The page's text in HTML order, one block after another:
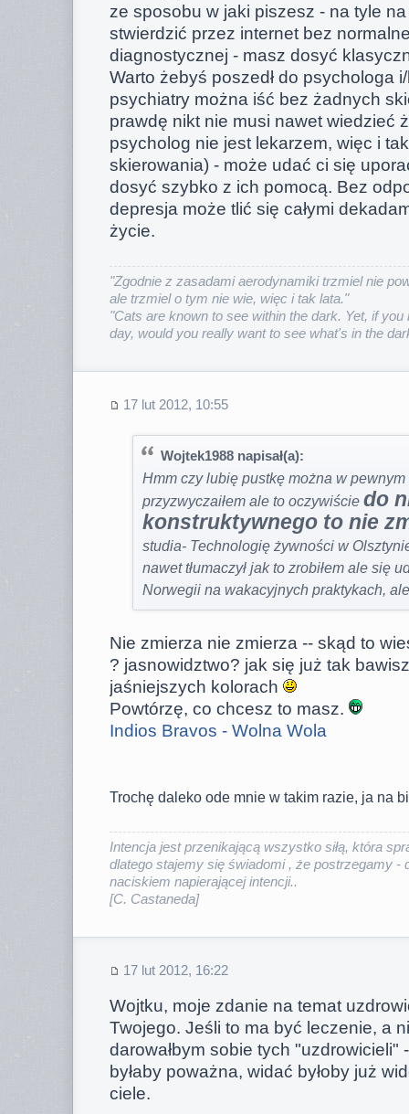
ze sposobu w jaki piszesz - na tyle
stwierdzić przez internet bez
diagnostycznej - masz dosyć
Warto żebyś poszedł do psychologa
psychiatry można iść bez żadnych
prawdę nikt nie musi nawet wiedzieć
psycholog nie jest lekarzem, więc i
skierowania) - może udać ci się
dosyć szybko z ich pomocą. Bez
depresja może tlić się całymi
życie.
"Zgodnie z zasadami aerodynamiki trzmiel nie
ale trzmiel o tym nie wie, więc i tak lata."
"Cats are known to see within the dark. Yet, if
day, would you really want to see what's in the
17 lut 2012, 10:55
Wojtek1988 napisał(a):
Hmm czy lubię pustkę można w
przyzwyczaiłem ale to oczywiście do
konstruktywnego to nie
studia- Technologię żywności w
nawet tłumaczył jak to zrobiłem ale się
Norwegii na wakacyjnych praktykach,
Nie zmierza nie zmierza -- skąd to
? jasnowidztwo? jak się już tak
jaśniejszych kolorach
Powtórzę, co chcesz to masz.
Indios Bravos - Wolna Wola
Trochę daleko ode mnie w takim razie, ja na
Intencja jest przenikającą wszystko siłą, która
dlatego stajemy się świadomi , że postrzegamy -
naciskiem napierającej intencji..
[C. Castaneda]
17 lut 2012, 16:22
Wojtku, moje zdanie na temat
Twojego. Jeśli to ma być leczenie, a
darowałbym sobie tych "uzdrowicieli"
byłaby poważna, widać byłoby już
ciele.